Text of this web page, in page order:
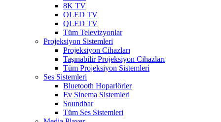
8K TV
OLED TV
QLED TV
Tüm Televizyonlar
Projeksiyon Sistemleri
Projeksiyon Cihazları
Taşınabilir Projeksiyon Cihazları
Tüm Projeksiyon Sistemleri
Ses Sistemleri
Bluetooth Hoparlörler
Ev Sinema Sistemleri
Soundbar
Tüm Ses Sistemleri